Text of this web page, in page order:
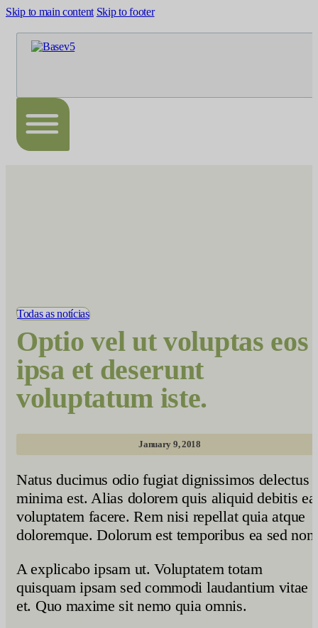
Skip to main content Skip to footer
Todas as notícias
Optio vel ut voluptas eos
ipsa et deserunt
voluptatum iste.
January 9, 2018
Natus ducimus odio fugiat dignissimos delectus
minima est. Alias dolorem quis aliquid debitis ea
voluptatem facere. Rem nisi repellat quia atque
doloremque. Dolorum est temporibus ea sed non.
A explicabo ipsam ut. Voluptatem totam
quisquam ipsam sed commodi laudantium vitae
et. Quo maxime sit nemo quia omnis.